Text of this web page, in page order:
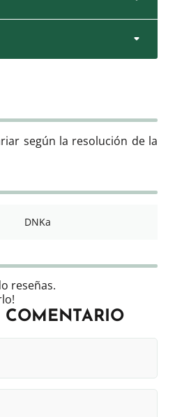
según la resolución de la
DNKa
reseñas.
COMENTARIO